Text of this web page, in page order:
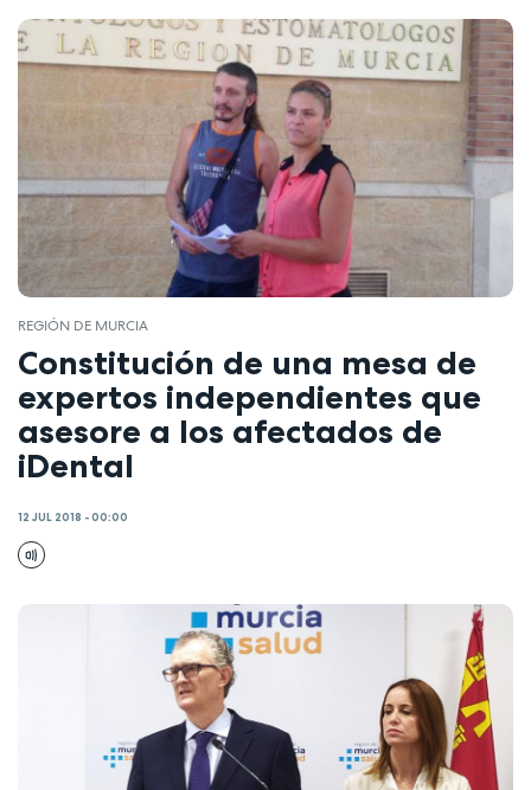
REGIÓN DE MURCIA
Constitución de una mesa de
expertos independientes que
asesore a los afectados de
iDental
12 JUL 2018 - 00:00